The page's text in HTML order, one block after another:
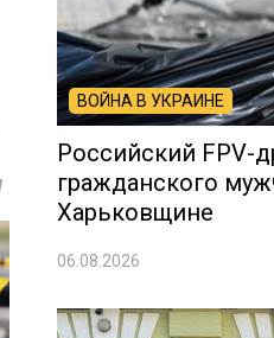
ВОЙНА В УКРАИНЕ
Российский FPV-
гражданского
Харьковщине
06.08.2026